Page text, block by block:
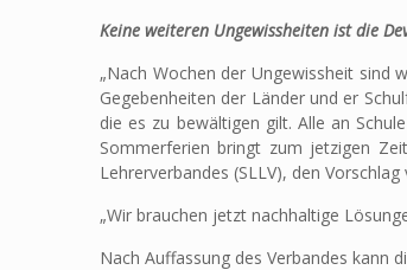
Keine weiteren Ungewissheiten ist die
„Nach Wochen der Ungewissheit sind
Gegebenheiten der Länder und er
die es zu bewältigen gilt. Alle an
Sommerferien bringt zum jetzigen
Lehrerverbandes (SLLV), den
„Wir brauchen jetzt nachhaltige
Nach Auffassung des Verbandes kann